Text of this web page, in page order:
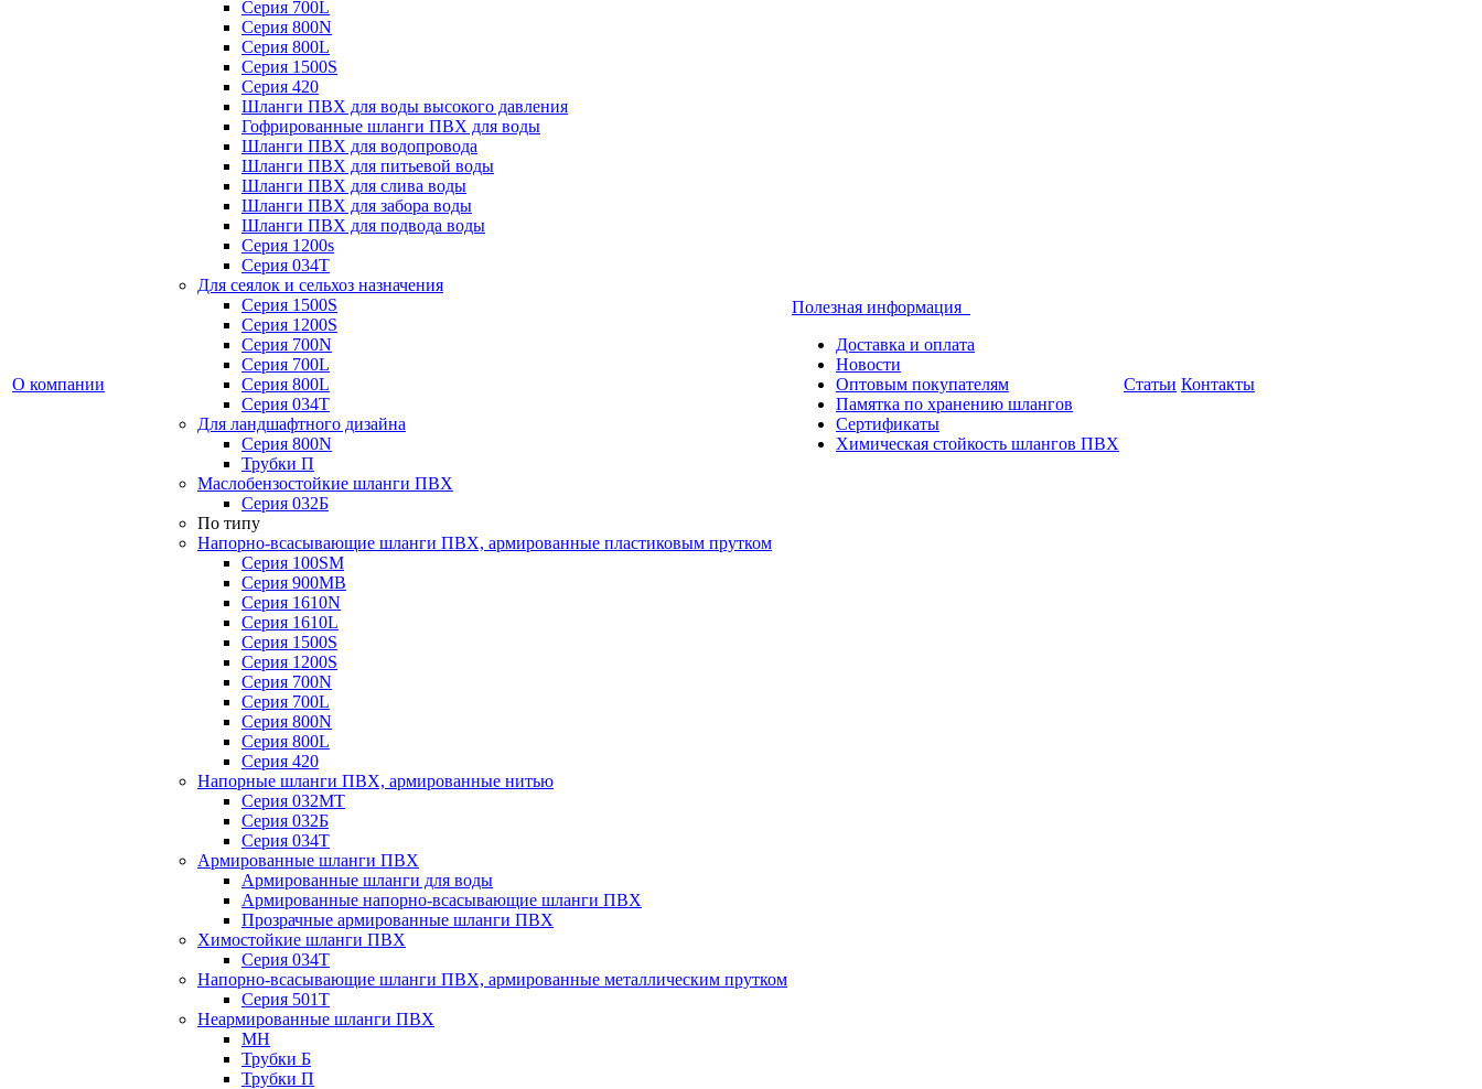
О компании
Серия 700L
Серия 800N
Серия 800L
Серия 1500S
Серия 420
Шланги ПВХ для воды высокого давления
Гофрированные шланги ПВХ для воды
Шланги ПВХ для водопровода
Шланги ПВХ для питьевой воды
Шланги ПВХ для слива воды
Шланги ПВХ для забора воды
Шланги ПВХ для подвода воды
Серия 1200s
Серия 034Т
Для сеялок и сельхоз назначения
Серия 1500S
Серия 1200S
Серия 700N
Серия 700L
Серия 800L
Серия 034T
Для ландшафтного дизайна
Серия 800N
Трубки П
Маслобензостойкие шланги ПВХ
Серия 032Б
По типу
Напорно-всасывающие шланги ПВХ, армированные пластиковым прутком
Серия 100SM
Серия 900MB
Серия 1610N
Серия 1610L
Серия 1500S
Серия 1200S
Серия 700N
Серия 700L
Серия 800N
Серия 800L
Серия 420
Напорные шланги ПВХ, армированные нитью
Серия 032МТ
Серия 032Б
Серия 034Т
Армированные шланги ПВХ
Армированные шланги для воды
Армированные напорно-всасывающие шланги ПВХ
Прозрачные армированные шланги ПВХ
Химостойкие шланги ПВХ
Серия 034Т
Напорно-всасывающие шланги ПВХ, армированные металлическим прутком
Серия 501T
Неармированные шланги ПВХ
МН
Трубки Б
Трубки П
Полезная информация
Доставка и оплата
Новости
Оптовым покупателям
Памятка по хранению шлангов
Сертификаты
Химическая стойкость шлангов ПВХ
Статьи Контакты